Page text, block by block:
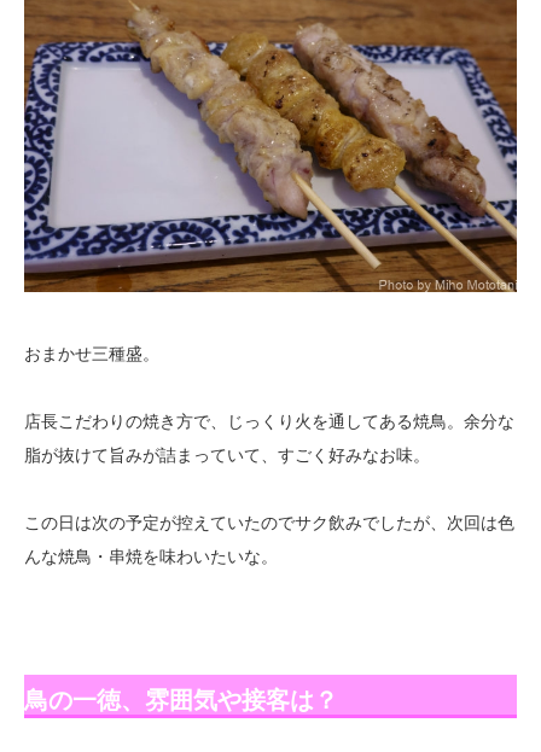
おまかせ三種盛。
店長こだわりの焼き方で、じっくり火を通してある焼鳥。余分な
脂が抜けて旨みが詰まっていて、すごく好みなお味。
この日は次の予定が控えていたのでサク飲みでしたが、次回は色
んな焼鳥・串焼を味わいたいな。
鳥の一徳、雰囲気や接客は？